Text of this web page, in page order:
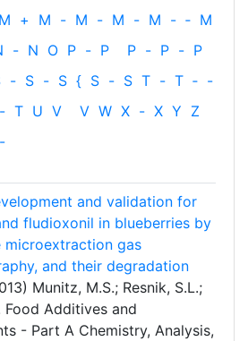
M + M - M - M - M - ‐ M
- N O P - P P - P - P
- S - S { S - S T - T ‐ -
- T U V V W X - X Y Z
-
and validation for
fludioxonil in blueberries by
microextraction gas
and their degradation
Munitz, M.S.; Resnik, S.L.;
Food Additives and
- Part A Chemistry, Analysis,